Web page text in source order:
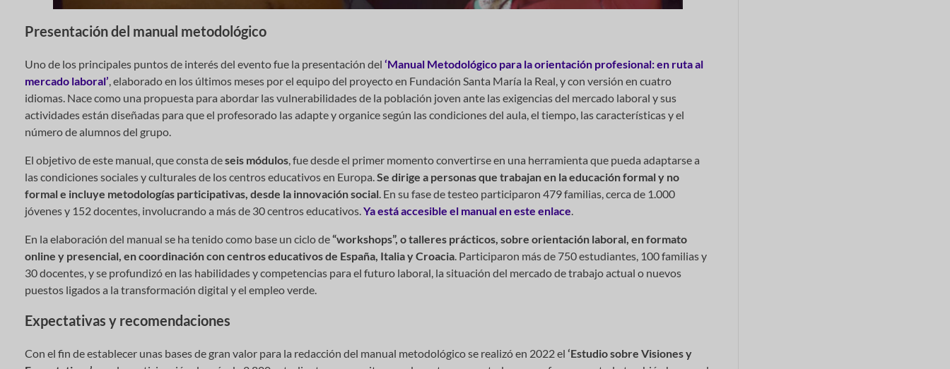
Presentación del manual metodológico
Uno de los principales puntos de interés del evento fue la presentación del ‘Manual Metodológico para la orientación profesional: en ruta al
mercado laboral’ , elaborado en los últimos meses por el equipo del proyecto en Fundación Santa María la Real, y con versión en cuatro
idiomas. Nace como una propuesta para abordar las vulnerabilidades de la población joven ante las exigencias del mercado laboral y sus
actividades están diseñadas para que el profesorado las adapte y organice según las condiciones del aula, el tiempo, las características y el
número de alumnos del grupo.
El objetivo de este manual, que consta deseis módulos , fue desde el primer momento convertirse en una herramienta que pueda adaptarse a
las condiciones sociales y culturales de los centros educativos en Europa. Se dirige a personas que trabajan en la educación formal y no
formal e incluye metodologías participativas, desde la innovación social . En su fase de testeo participaron 479 familias, cerca de 1.000
jóvenes y 152 docentes, involucrando a más de 30 centros educativos. Ya está accesible el manual en este enlace
En la elaboración del manual se ha tenido como base un ciclo de“workshops”, o talleres prácticos, sobre orientación laboral, en formato
online y presencial, en coordinación con centros educativos de España, Italia y Croacia . Participaron más de 750 estudiantes, 100 familias y
30 docentes, y se profundizó en las habilidades y competencias para el futuro laboral, la situación del mercado de trabajo actual o nuevos
puestos ligados a la transformación digital y el empleo verde.
Expectativas y recomendaciones
Con el fin de establecer unas bases de gran valor para la redacción del manual metodológico se realizó en 2022 el ‘Estudio sobre Visiones y